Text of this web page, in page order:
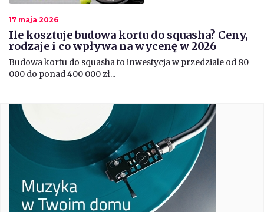
17 maja 2026
Ile kosztuje budowa kortu do squasha? Ceny,
rodzaje i co wpływa na wycenę w 2026
​Budowa kortu do squasha to inwestycja w przedziale od 80
000 do ponad 400 000 zł...